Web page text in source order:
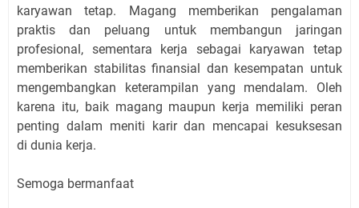
karyawan tetap. Magang memberikan pengalaman
praktis dan peluang untuk membangun jaringan
profesional, sementara kerja sebagai karyawan tetap
memberikan stabilitas finansial dan kesempatan untuk
mengembangkan keterampilan yang mendalam. Oleh
karena itu, baik magang maupun kerja memiliki peran
penting dalam meniti karir dan mencapai kesuksesan
di dunia kerja.
Semoga bermanfaat